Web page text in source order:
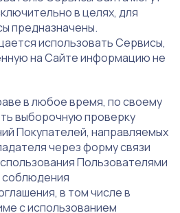
в целях, для
предназначены.
использовать Сервисы,
на Сайте информацию не
в любое время, по своему
выборочную проверку
Покупателей, направляемых
через форму связи
Пользователями
в том числе в
с использованием